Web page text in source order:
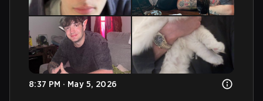
8:37 PM · May 5, 2026